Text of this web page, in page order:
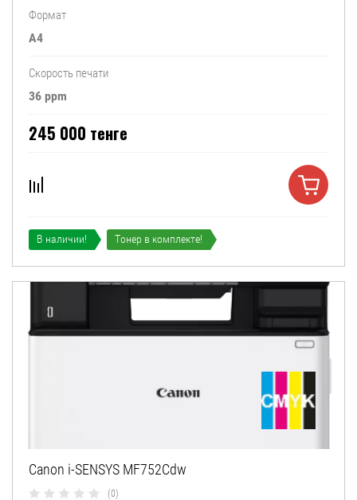
Формат
А4
Скорость печати
36 ppm
245 000 тенге
В наличии! Тонер в комплекте!
Canon i-SENSYS MF752Cdw
(0)